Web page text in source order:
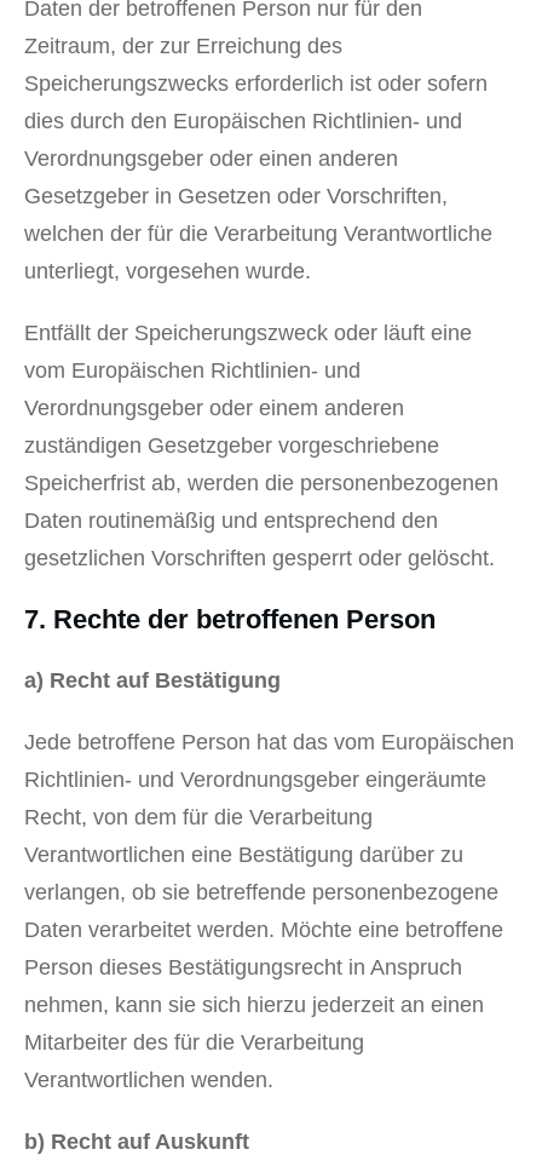
Daten der betroffenen Person nur für den
Zeitraum, der zur Erreichung des
Speicherungszwecks erforderlich ist oder sofern
dies durch den Europäischen Richtlinien- und
Verordnungsgeber oder einen anderen
Gesetzgeber in Gesetzen oder Vorschriften,
welchen der für die Verarbeitung Verantwortliche
unterliegt, vorgesehen wurde.
Entfällt der Speicherungszweck oder läuft eine
vom Europäischen Richtlinien- und
Verordnungsgeber oder einem anderen
zuständigen Gesetzgeber vorgeschriebene
Speicherfrist ab, werden die personenbezogenen
Daten routinemäßig und entsprechend den
gesetzlichen Vorschriften gesperrt oder gelöscht.
7. Rechte der betroffenen Person
a) Recht auf Bestätigung
Jede betroffene Person hat das vom Europäischen
Richtlinien- und Verordnungsgeber eingeräumte
Recht, von dem für die Verarbeitung
Verantwortlichen eine Bestätigung darüber zu
verlangen, ob sie betreffende personenbezogene
Daten verarbeitet werden. Möchte eine betroffene
Person dieses Bestätigungsrecht in Anspruch
nehmen, kann sie sich hierzu jederzeit an einen
Mitarbeiter des für die Verarbeitung
Verantwortlichen wenden.
b) Recht auf Auskunft